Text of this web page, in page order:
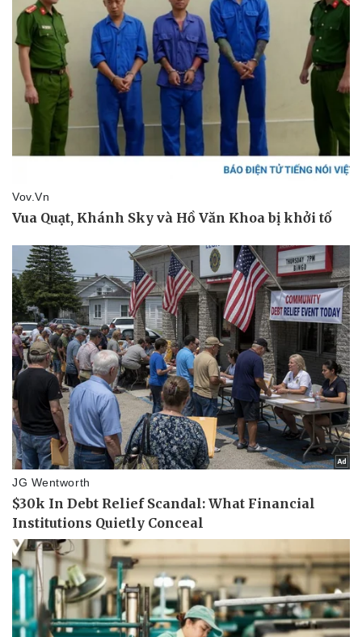
Kinh tế
Bất động sản
Khởi nghiệp
Thị trường
Giá vàng
Tiêu dùng
Tỷ giá
Chứng khoán